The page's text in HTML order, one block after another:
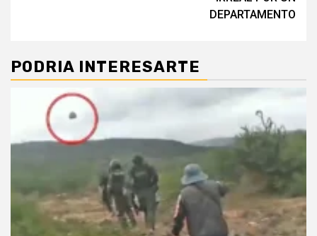
DEPARTAMENTO
PODRIA INTERESARTE